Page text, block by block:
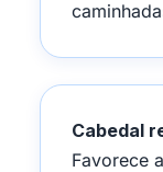
Cabedal
Favorece